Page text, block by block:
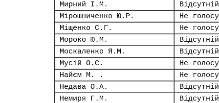
Мирний І.М.
Відсутній
Мірошниченко Ю.Р.
Не
Міщенко С.Г.
Не
Мороко Ю.М.
Відсутній
Москаленко Я.М.
Відсутній
Мусій О.С.
Не
Найєм М. .
Не
Недава О.А.
Відсутній
Немиря Г.М.
Відсутній